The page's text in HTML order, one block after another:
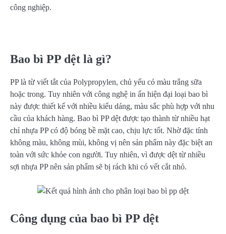
công nghiệp.
Bao bì PP dệt là gì?
PP là từ viết tắt của Polypropylen, chủ yếu có màu trắng sữa
hoặc trong. Tuy nhiên với công nghệ in ấn hiện đại loại bao bì
này được thiết kế với nhiều kiểu dáng, màu sắc phù hợp với nhu
cầu của khách hàng. Bao bì PP dệt được tạo thành từ nhiều hạt
chỉ nhựa PP có độ bóng bề mặt cao, chịu lực tốt. Nhờ đặc tính
không màu, không mùi, không vị nên sản phẩm này đặc biệt an
toàn với sức khỏe con người. Tuy nhiên, vì được dệt từ nhiều
sợi nhựa PP nên sản phẩm sẽ bị rách khi có vết cắt nhỏ.
Công dụng của bao bì PP dệt